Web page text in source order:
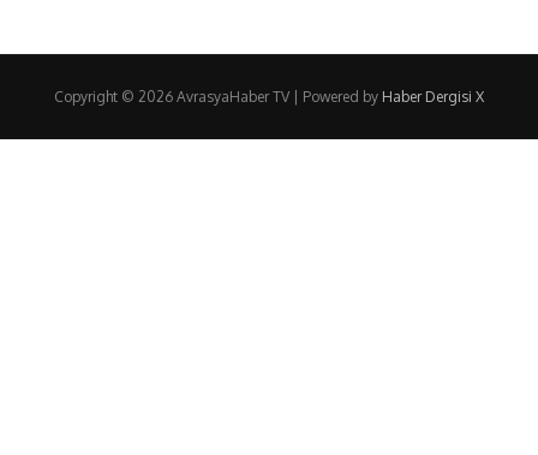
Copyright © 2026 AvrasyaHaber TV | Powered by Haber Dergisi X